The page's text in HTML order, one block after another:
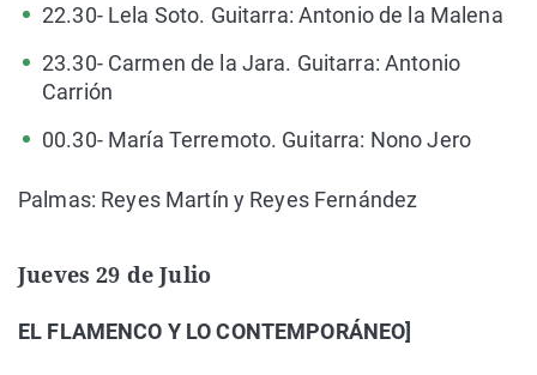
22.30- Lela Soto. Guitarra: Antonio de la Malena
23.30- Carmen de la Jara. Guitarra: Antonio
Carrión
00.30- María Terremoto. Guitarra: Nono Jero
Palmas: Reyes Martín y Reyes Fernández
Jueves 29 de Julio
EL FLAMENCO Y LO CONTEMPORÁNEO]